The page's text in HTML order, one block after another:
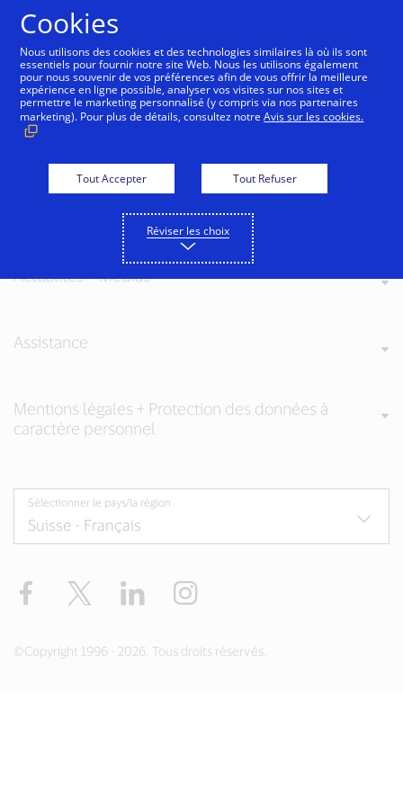
À propos de Visa
Actualités + Médias
Assistance
Mentions légales + Protection des données à
caractère personnel
Sélectionner le pays/la région
Facebook Twitter LinkedIn
©Copyright 1996 - 2026. Tous droits réservés.
Cookies
Nous utilisons des cookies et des technologies similaires là où ils sont
essentiels pour fournir notre site Web. Nous les utilisons également
pour nous souvenir de vos préférences afin de vous offrir la meilleure
expérience en ligne possible, analyser vos visites sur nos sites et
permettre le marketing personnalisé (y compris via nos partenaires
marketing). Pour plus de détails, consultez notreAvis sur les cookies.
Tout Accepter Tout Refuser
Réviser les choix